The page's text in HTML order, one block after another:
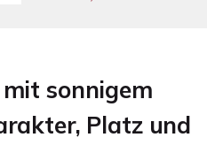
sonnigem
Platz und